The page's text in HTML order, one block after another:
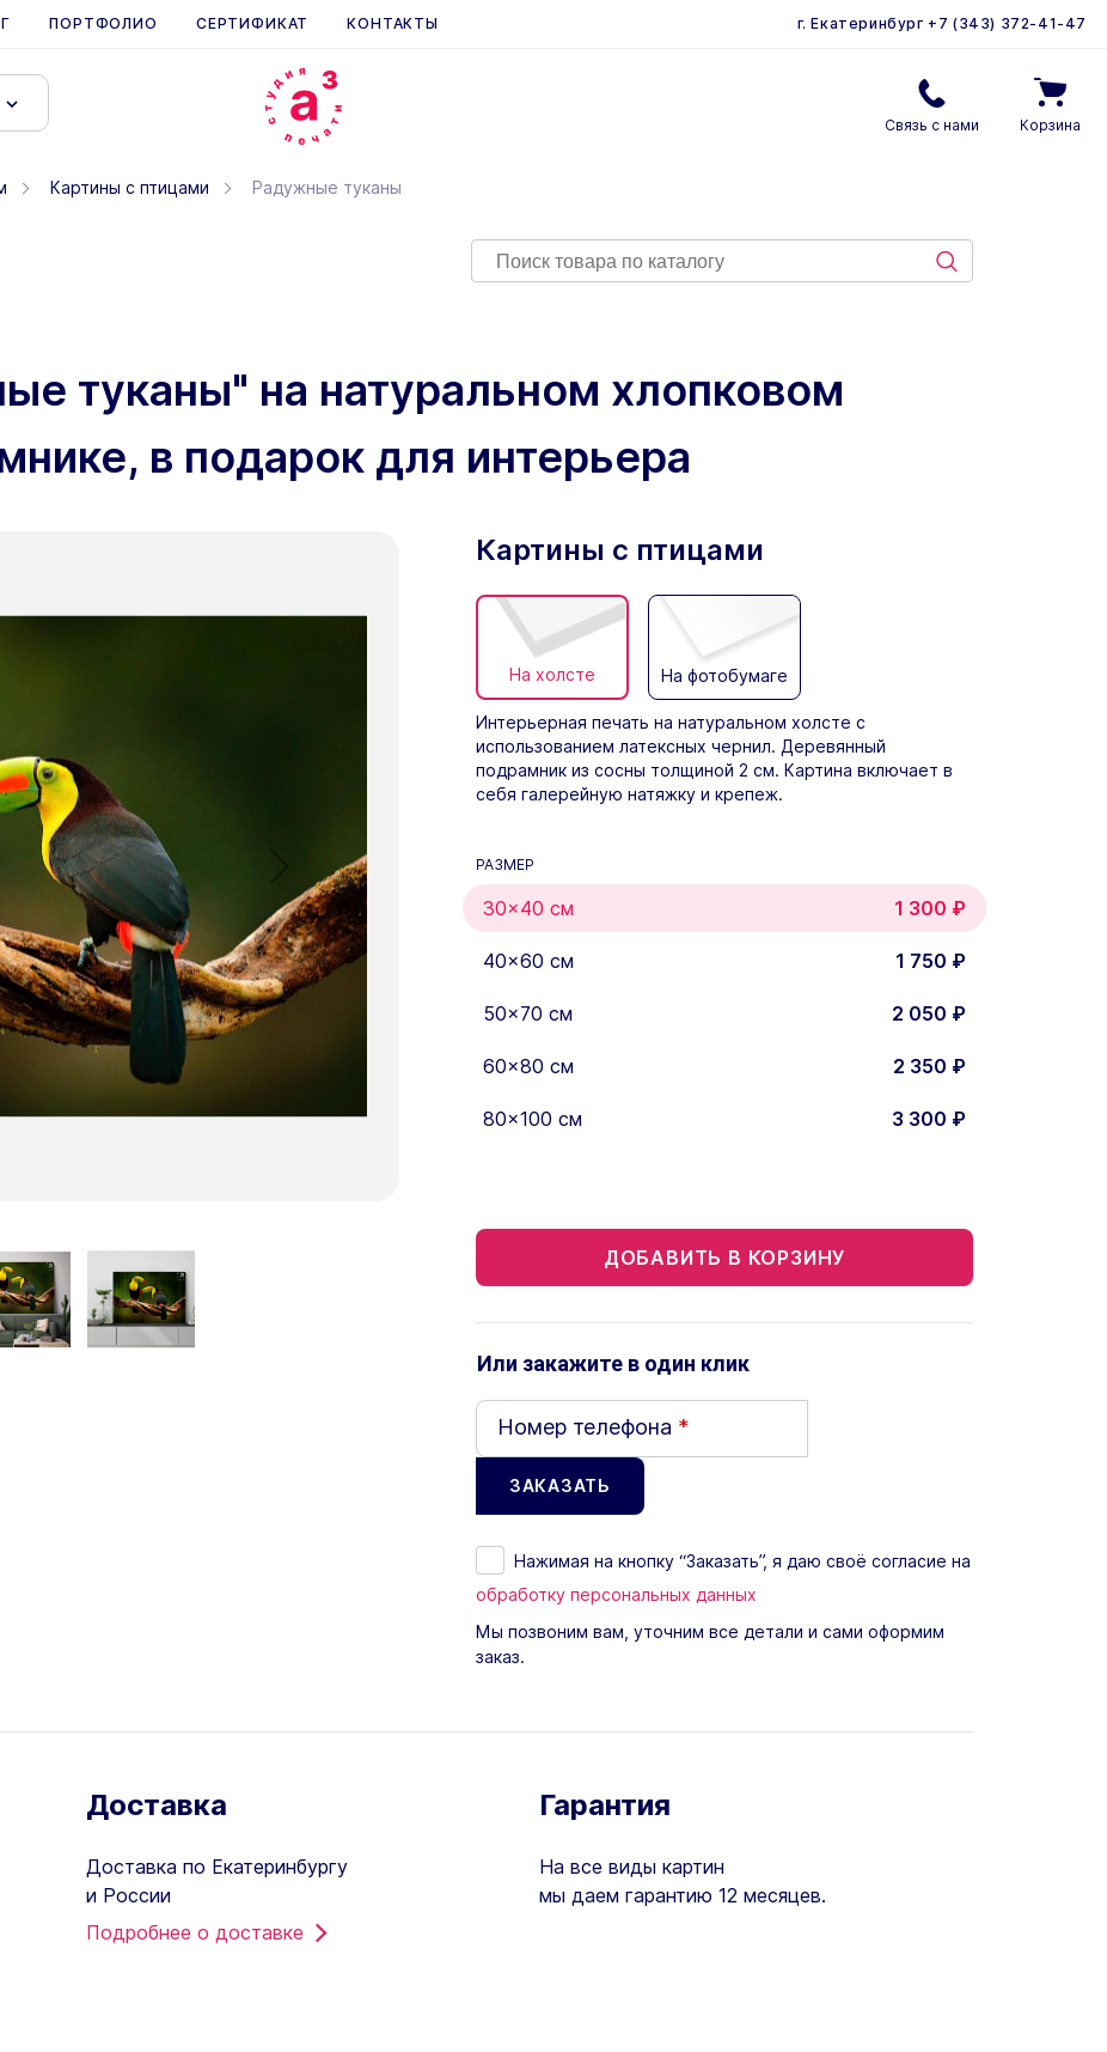
ПОРТФОЛИО СЕРТИФИКАТ КОНТАКТЫ г. Екатеринбург +7 (343) 372-41-47
Связь с нами Корзина
Картины с птицами Радужные туканы
туканы" на натуральном хлопковом
в подарок для интерьера
Картины с птицами
На холсте На фотобумаге
Интерьерная печать на натуральном холсте с
использованием латексных чернил. Деревянный
подрамник из сосны толщиной 2 см. Картина включает в
себя галерейную натяжку и крепеж.
РАЗМЕР
30×40 см 1 300 ₽
40×60 см 1 750 ₽
50×70 см 2 050 ₽
60×80 см 2 350 ₽
80×100 см 3 300 ₽
ДОБАВИТЬ В КОРЗИНУ
Или закажите в один клик
Номер телефона *
Нажимая на кнопку “Заказать”, я даю своё согласие на
обработку персональных данных
Мы позвоним вам, уточним все детали и сами оформим
заказ.
Доставка
Доставка по Екатеринбургу
и России
Подробнее о доставке
Гарантия
На все виды картин
мы даем гарантию 12 месяцев.